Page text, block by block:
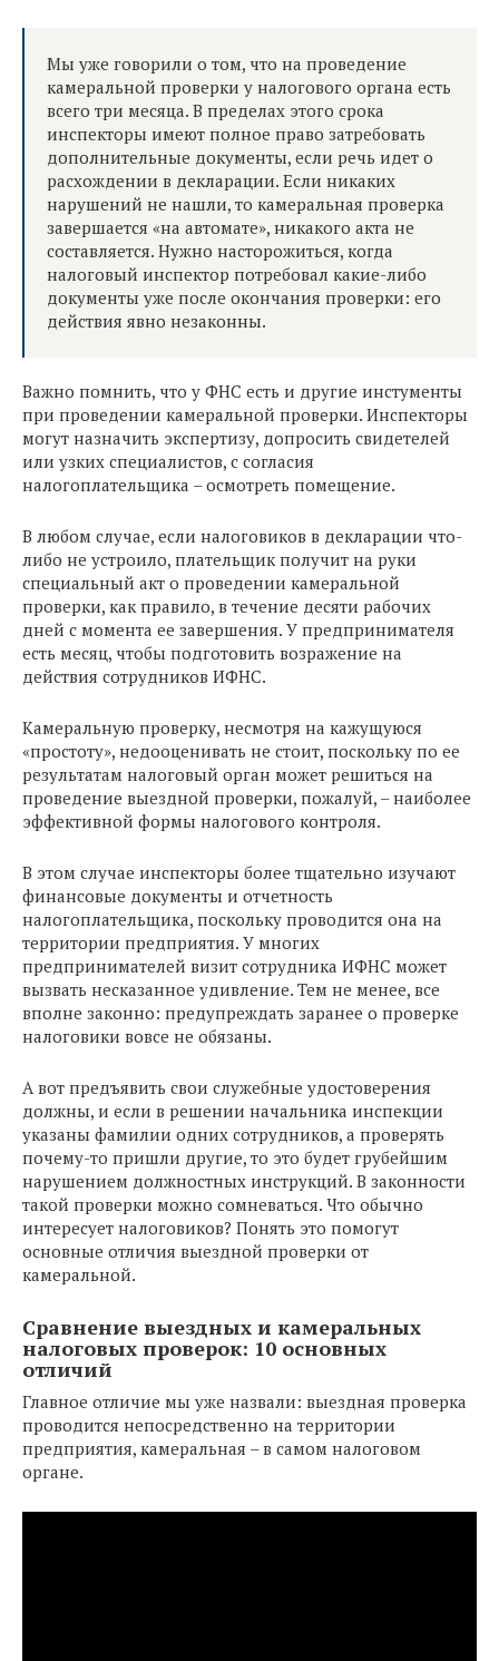
Мы уже говорили о том, что на проведение
камеральной проверки у налогового органа есть
всего три месяца. В пределах этого срока
инспекторы имеют полное право затребовать
дополнительные документы, если речь идет о
расхождении в декларации. Если никаких
нарушений не нашли, то камеральная проверка
завершается «на автомате», никакого акта не
составляется. Нужно насторожиться, когда
налоговый инспектор потребовал какие-либо
документы уже после окончания проверки: его
действия явно незаконны.
Важно помнить, что у ФНС есть и другие инстументы
при проведении камеральной проверки. Инспекторы
могут назначить экспертизу, допросить свидетелей
или узких специалистов, с согласия
налогоплательщика – осмотреть помещение.
В любом случае, если налоговиков в декларации что-
либо не устроило, плательщик получит на руки
специальный акт о проведении камеральной
проверки, как правило, в течение десяти рабочих
дней с момента ее завершения. У предпринимателя
есть месяц, чтобы подготовить возражение на
действия сотрудников ИФНС.
Камеральную проверку, несмотря на кажущуюся
«простоту», недооценивать не стоит, поскольку по ее
результатам налоговый орган может решиться на
проведение выездной проверки, пожалуй, – наиболее
эффективной формы налогового контроля.
В этом случае инспекторы более тщательно изучают
финансовые документы и отчетность
налогоплательщика, поскольку проводится она на
территории предприятия. У многих
предпринимателей визит сотрудника ИФНС может
вызвать несказанное удивление. Тем не менее, все
вполне законно: предупреждать заранее о проверке
налоговики вовсе не обязаны.
А вот предъявить свои служебные удостоверения
должны, и если в решении начальника инспекции
указаны фамилии одних сотрудников, а проверять
почему-то пришли другие, то это будет грубейшим
нарушением должностных инструкций. В законности
такой проверки можно сомневаться. Что обычно
интересует налоговиков? Понять это помогут
основные отличия выездной проверки от
камеральной.
Сравнение выездных и камеральных
налоговых проверок: 10 основных
отличий
Главное отличие мы уже назвали: выездная проверка
проводится непосредственно на территории
предприятия, камеральная – в самом налоговом
органе.